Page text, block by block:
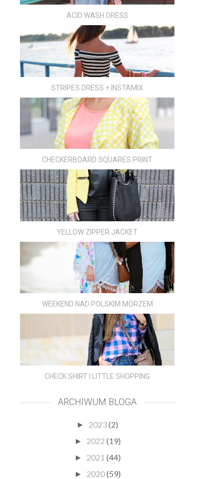
ACID WASH DRESS
STRIPES DRESS + INSTAMIX
CHECKERBOARD SQUARES PRINT
YELLOW ZIPPER JACKET
WEEKEND NAD POLSKIM MORZEM
CHECK SHIRT | LITTLE SHOPPING
ARCHIWUM BLOGA
► 2023(2)
► 2022 (19)
► 2021 (44)
► 2020(59)